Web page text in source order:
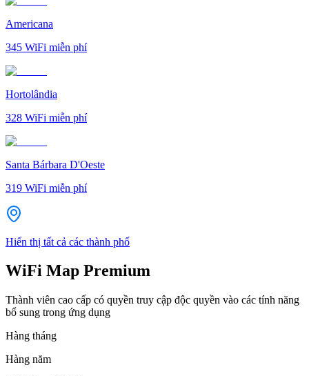
Americana
345 WiFi miễn phí
Hortolândia
328 WiFi miễn phí
Santa Bárbara D'Oeste
319 WiFi miễn phí
Hiển thị tất cả các thành phố
WiFi Map Premium
Thành viên cao cấp có quyền truy cập độc quyền vào các tính năng
bổ sung trong ứng dụng
Hàng tháng
Hàng năm